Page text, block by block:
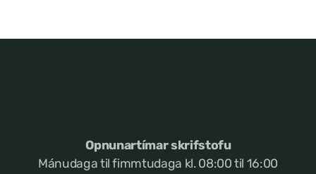
Opnunartímar skrifstofu
Mánudaga til fimmtudaga kl. 08:00 til 16:00